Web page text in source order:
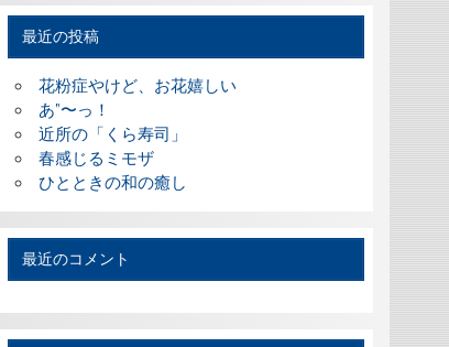
最近の投稿
花粉症やけど、お花嬉しい
あ”〜っ！
近所の「くら寿司」
春感じるミモザ
ひとときの和の癒し
最近のコメント